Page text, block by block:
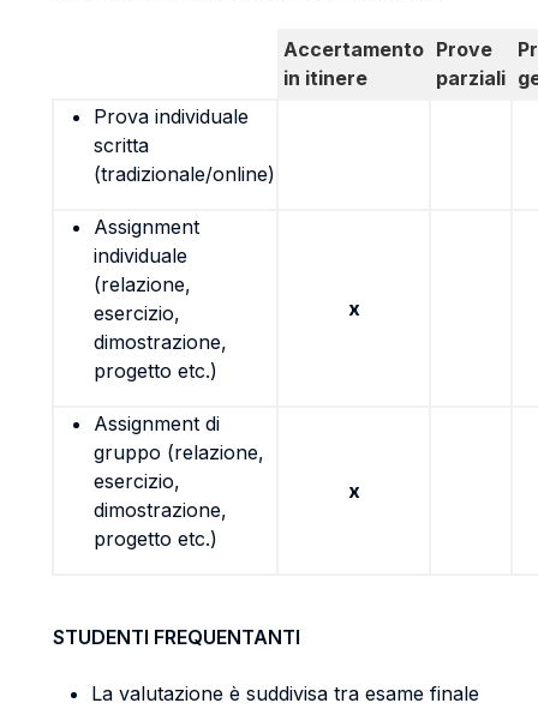
Accertamento
in itinere
Prove
parziali
Prova individuale
scritta
(tradizionale/online)
Assignment
individuale
(relazione,
esercizio,
dimostrazione,
progetto etc.)
x
Assignment di
gruppo (relazione,
esercizio,
dimostrazione,
progetto etc.)
x
STUDENTI FREQUENTANTI
La valutazione è suddivisa tra esame finale